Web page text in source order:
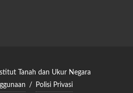
Tanah dan Ukur Negara
/ Polisi Privasi